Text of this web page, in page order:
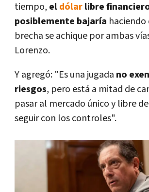
tiempo, eldólarlibre
posiblemente bajaría haciendo
brecha se achique por ambas
Lorenzo.
Y agregó: "Es una jugada no
riesgos, pero está a mitad de
pasar al mercado único y libre
seguir con los controles".